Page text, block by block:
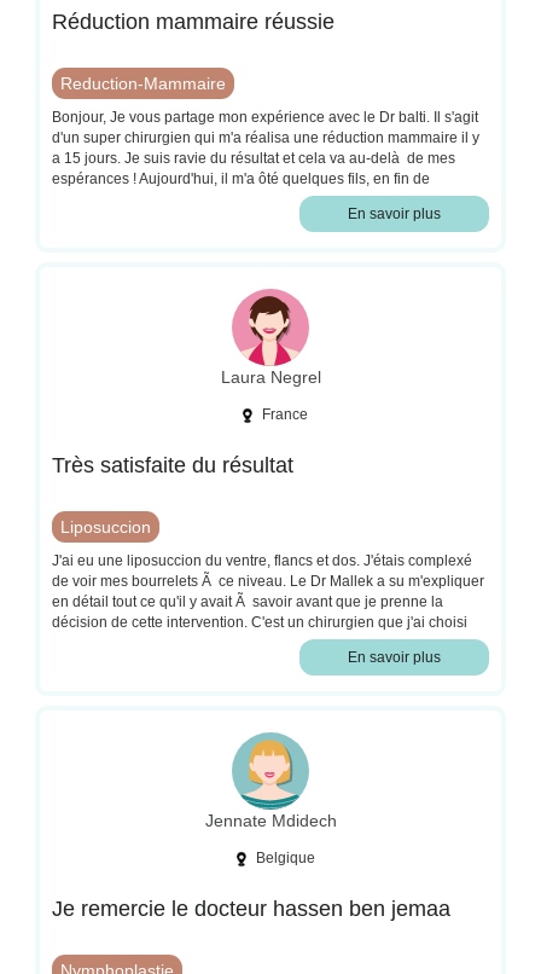
Réduction mammaire réussie
Reduction-Mammaire
Bonjour, Je vous partage mon expérience avec le Dr balti. Il s'agit
d'un super chirurgien qui m'a réalisa une réduction mammaire il y
a 15 jours. Je suis ravie du résultat et cela va au-delà de mes
espérances ! Aujourd'hui, il m'a ôté quelques fils, en fin de
semaine, l'infirmière enlèvera les autres et je revois le chirurgien
dans 2 mois. J'ai hâte de voir le résultat final. Le Dr balti m'a vu
En savoir plus
Laura Negrel
France
Très satisfaite du résultat
Liposuccion
J'ai eu une liposuccion du ventre, flancs et dos. J'étais complexé
de voir mes bourrelets Ã ce niveau. Le Dr Mallek a su m'expliquer
en détail tout ce qu'il y avait Ã savoir avant que je prenne la
décision de cette intervention. C'est un chirurgien que j'ai choisi
grâce aux avis Google et je ne le regrette pas, je le recommande !
L'hospitalisation en ambulatoire s'est très bien passée, l'équipe
satisfaisant, m'a motivé Ã reprendre une bonne alimentation et
perdre du poids. J'ai désormais un IMC normal qui me fait me
sentir bien dans mon corps. Merci Ã toute l'équipe et au Dr Mallek
En savoir plus
Jennate Mdidech
Belgique
Je remercie le docteur hassen ben jemaa